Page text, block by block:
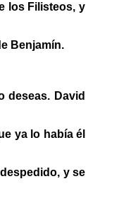
los Filisteos, y
Benjamín.
deseas. David
ya lo había él
y se